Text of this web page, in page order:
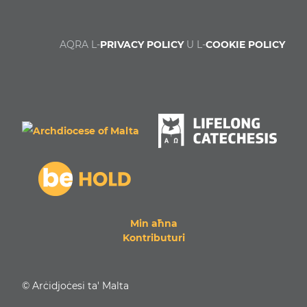
Min aħna
Kontributuri
© Arċidjoċesi ta' Malta
AQRA L-PRIVACY POLICYU L-COOKIE POLICY